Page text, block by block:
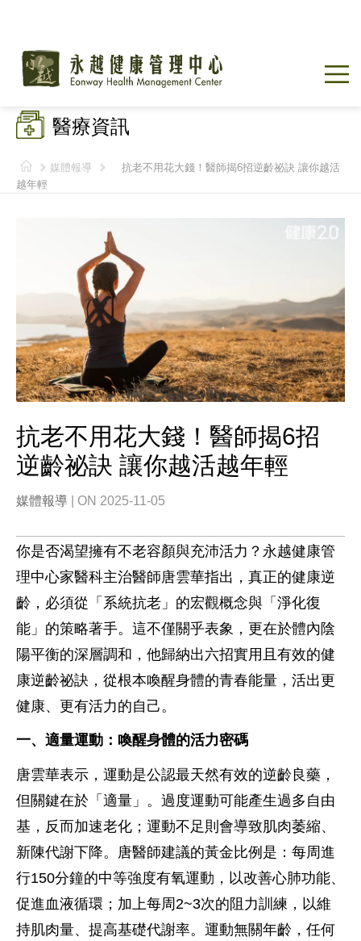
醫療資訊
媒體報導
抗老不用花大錢！醫師揭6招逆齡祕訣 讓你越活
越年輕
抗老不用花大錢！醫師揭6招
逆齡祕訣 讓你越活越年輕
媒體報導 | ON 2025-11-05
你是否渴望擁有不老容顏與充沛活力？永越健康管
理中心家醫科主治醫師唐雲華指出，真正的健康逆
齡，必須從「系統抗老」的宏觀概念與「淨化復
能」的策略著手。這不僅關乎表象，更在於體內陰
陽平衡的深層調和，他歸納出六招實用且有效的健
康逆齡祕訣，從根本喚醒身體的青春能量，活出更
健康、更有活力的自己。
一、適量運動：喚醒身體的活力密碼
唐雲華表示，運動是公認最天然有效的逆齡良藥，
但關鍵在於「適量」。過度運動可能產生過多自由
基，反而加速老化；運動不足則會導致肌肉萎縮、
新陳代謝下降。唐醫師建議的黃金比例是：每周進
行150分鐘的中等強度有氧運動，以改善心肺功能、
促進血液循環；加上每周2~3次的阻力訓練，以維
持肌肉量、提高基礎代謝率。運動無關年齡，任何